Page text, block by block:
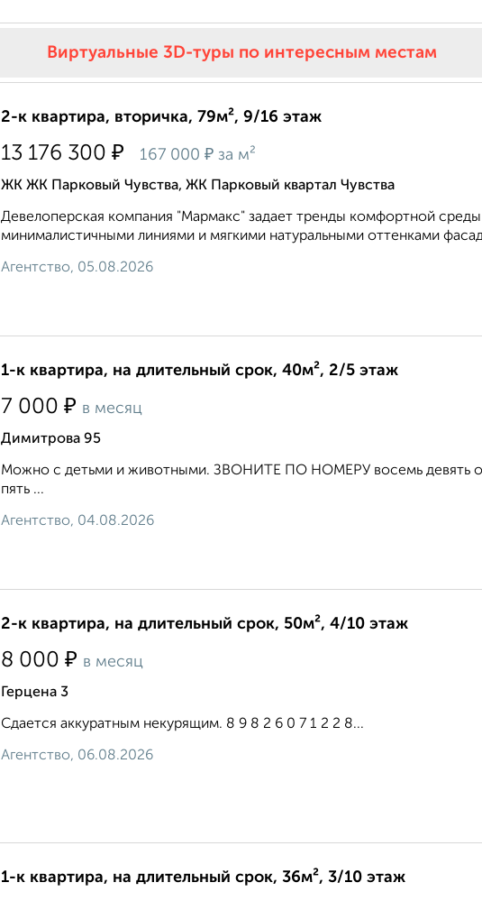
Виртуальные 3D-туры по интересным местам
2-к квартира, вторичка, 79м², 9/16 этаж
13 176 300 ₽ 167 000 ₽ за м²
ЖК ЖК Парковый Чувства, ЖК Парковый квартал Чувства
Девелоперская компания "Мармакс" задает тренды комфортной среды
минималистичными линиями и мягкими натуральными оттенками
Агентство, 05.08.2026
1-к квартира, на длительный срок, 40м², 2/5 этаж
7 000 ₽ в месяц
Димитрова 95
Можно с детьми и животными. ЗВОНИТЕ ПО НОМЕРУ восемь девять
пять ...
Агентство, 04.08.2026
2-к квартира, на длительный срок, 50м², 4/10 этаж
8 000 ₽ в месяц
Герцена 3
Сдается аккуратным некурящим. 8 9 8 2 6 0 7 1 2 2 8...
Агентство, 06.08.2026
1-к квартира, на длительный срок, 36м², 3/10 этаж